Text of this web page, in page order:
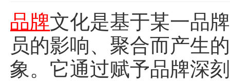
品牌文化是基于某一品
员的影响、聚合而产生
象。它通过赋予品牌深